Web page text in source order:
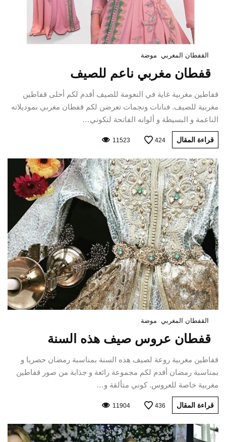
القفطان المغربي موضة
قفطان مغربي ناعم للصيف
قفاطين مغربية غاية في النعومة للصيف أقدم لكم أحلى قفاطين
مغربية للصيف. فنانات ونجمات تعرضن لكم قفطان مغربي بموديلاته
الناعمة و البسيطة و ألوانه الفاتحة لتكوني…
قراءة المقال 424
11523
القفطان المغربي موضة
قفطان عروس صيف هذه السنة
قفاطين مغربية روعة لصيف هذه السنة بمناسبة رمضان حصريا و
بمناسبة رمضان أقدم لكم مجموعة رائعة و جذابة من صور قفاطين
مغربية خاصة للعروس. كوني متألقة و…
قراءة المقال 436
11904